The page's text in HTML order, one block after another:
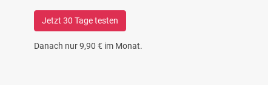
Jetzt 30 Tage testen
Danach nur 9,90 € im Monat.